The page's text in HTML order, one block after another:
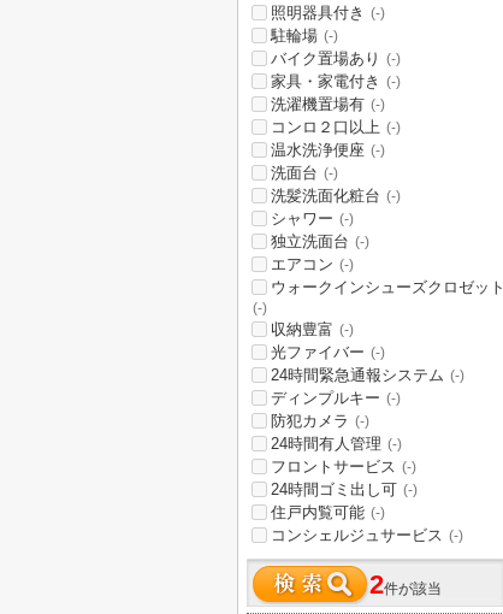
照明器具付き (-)
駐輪場 (-)
バイク置場あり (-)
家具・家電付き (-)
洗濯機置場有 (-)
コンロ２口以上 (-)
温水洗浄便座 (-)
洗面台 (-)
洗髪洗面化粧台 (-)
シャワー (-)
独立洗面台 (-)
エアコン (-)
ウォークインシューズクロゼット
(-)
収納豊富 (-)
光ファイバー (-)
24時間緊急通報システム (-)
ディンプルキー (-)
防犯カメラ (-)
24時間有人管理 (-)
フロントサービス (-)
24時間ゴミ出し可 (-)
住戸内覧可能 (-)
コンシェルジュサービス (-)
2件が該当